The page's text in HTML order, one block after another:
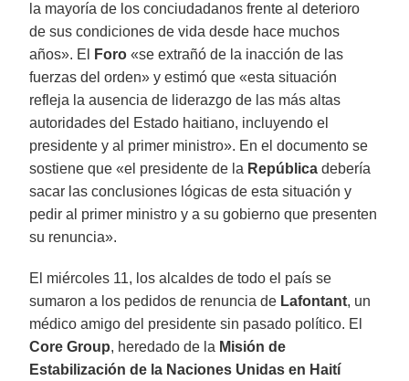
la mayoría de los conciudadanos frente al deterioro
de sus condiciones de vida desde hace muchos
años». El
Foro «se extrañó de la inacción de las
fuerzas del orden» y estimó que «esta situación
refleja la ausencia de liderazgo de las más altas
autoridades del Estado haitiano, incluyendo el
presidente y al primer ministro». En el documento se
sostiene que «el presidente de la República debería
sacar las conclusiones lógicas de esta situación y
pedir al primer ministro y a su gobierno que presenten
su renuncia».
El miércoles 11, los alcaldes de todo el país se
sumaron a los pedidos de renuncia de Lafontant, un
médico amigo del presidente sin pasado político. El
Core Group, heredado de la Misión de
Estabilización de la Naciones Unidas en Haití